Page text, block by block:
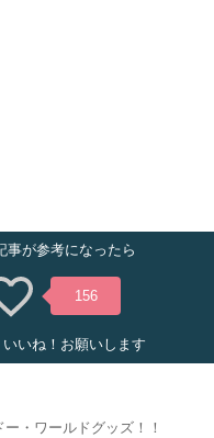
事が参考になったら
156
いいね！お願いします
・ワールドグッズ！！